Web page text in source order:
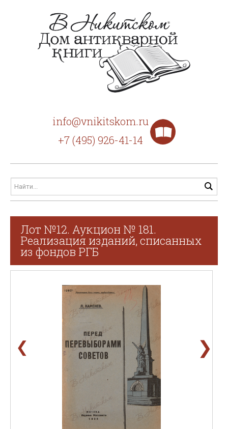
info@vnikitskom.ru
+7 (495) 926-41-14
Лот №12. Аукцион № 181.
Реализация изданий, списанных
из фондов РГБ
❮ ❯